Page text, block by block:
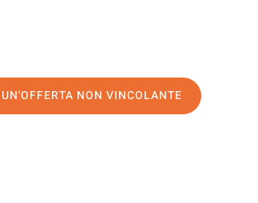
NON VINCOLANTE